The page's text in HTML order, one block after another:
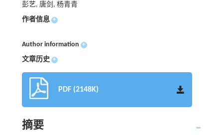
彭艺, 唐剑, 杨青青
作者信息 +
Author information +
文章历史 +
PDF (2148K)
摘要